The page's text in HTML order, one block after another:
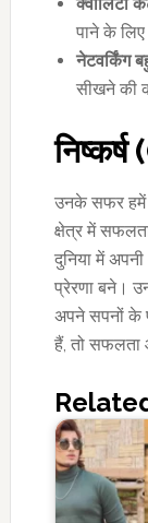
पाने के
नेटवर्किंग
सीखने की
निष्कर्ष (
उनके सफर हमें
क्षेत्र में
दुनिया में
प्रेरणा बने।
अपने सपनों के
हैं, तो